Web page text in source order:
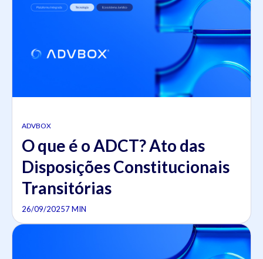
ADVBOX
O que é o ADCT? Ato das
Disposições Constitucionais
Transitórias
26/09/20257 MIN